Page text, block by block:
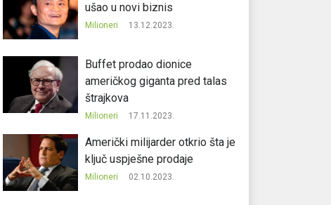
ušao u novi biznis
Milioneri 13.12.2023.
Buffet prodao dionice
američkog giganta pred talas
štrajkova
Milioneri 17.11.2023.
Američki milijarder otkrio šta je
ključ uspješne prodaje
Milioneri 02.10.2023.